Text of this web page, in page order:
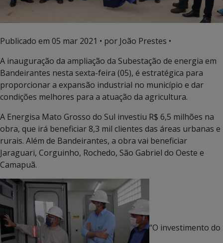
Publicado em 05 mar 2021 • por João Prestes •
A inauguração da ampliação da Subestação de energia em
Bandeirantes nesta sexta-feira (05), é estratégica para
proporcionar a expansão industrial no município e dar
condições melhores para a atuação da agricultura.
A Energisa Mato Grosso do Sul investiu R$ 6,5 milhões na
obra, que irá beneficiar 8,3 mil clientes das áreas urbanas e
rurais. Além de Bandeirantes, a obra vai beneficiar
Jaraguari, Corguinho, Rochedo, São Gabriel do Oeste e
Camapuã.
“O investimento do